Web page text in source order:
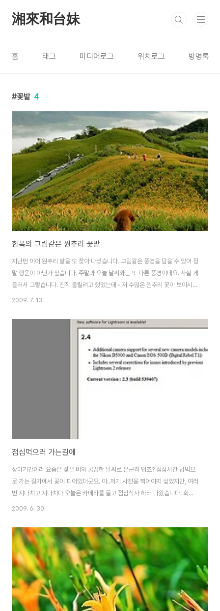
湘來和台妹
홈 태그 미디어로그 위치로그 방명록
꽃밭 4
한폭의 그림같은 원추리 꽃밭
지난번 이어 원추리 밭을 또 찾아 나섰습니다. 그림같은 풍경을 담을 수 있어 정
말 행운이 아닌가 싶습니다. 주말과 오늘 날씨와는 또 다른 풍경이네요. 사실 게
을러서 그렇습니다. 진작 올릴려고 했었는데~ 저 수많은 원추리 꽃이 보이시나
요? 게다가 그 밑에는 한적한 조그마한 마을이 있습니다. 올라가느라 조금 헥헥
구도이나, 한주 지나서 다시 찍었더니 하늘이 또 틀리네요. 같은 위치이지만, 시
찍는 사람들도 보입니다. 이런 멋진 풍경을 놓칠순 없죠 자~그럼 이제 원추리
2009. 7. 13.
점심먹으러 가는길에
장마기간이라 요즘은 잦은 비와 꿉꿉한 날씨로 은근히 덥죠? 점심시간 밥먹으
로 가는 길가에서 꽃이 피어있더군요. 아..저기 사진을 찍어야지 싶었지만, 여러
번 지나치고 지나치다 오늘은 카메라를 들고 점심식사 하러 나왔습니다. 회사
골목골목 빌딩안에 지하주차장 들어가는 작은 화단에서 찍어봤습니다. 날씨가
2009. 6. 30.